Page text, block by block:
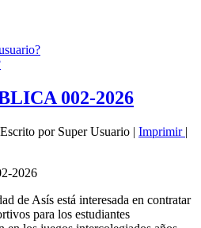
002-2026
Escrito por Super Usuario | Imprimir |
2026
de Asís está interesada en contratar
para los estudiantes